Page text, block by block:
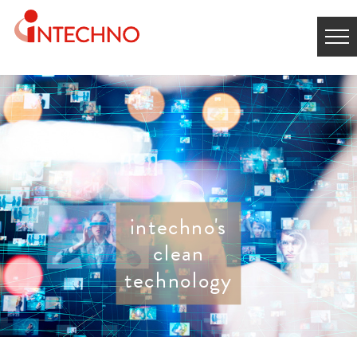
intechno's
clean
technology